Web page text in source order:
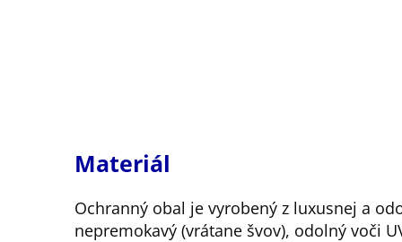
Materiál
Ochranný obal je vyrobený z luxusnej a
nepremokavý (vrátane švov), odolný voči